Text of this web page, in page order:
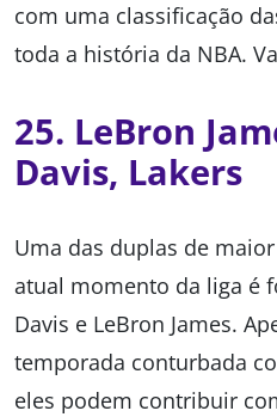
com uma classificação
toda a história da NBA.
25. LeBron
Davis, Lakers
Uma das duplas de
atual momento da liga é
Davis e LeBron James.
temporada conturbada
eles podem contribuir